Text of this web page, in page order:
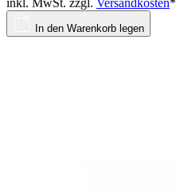
inkl. MwSt. zzgl. Versandkosten*
In den Warenkorb legen